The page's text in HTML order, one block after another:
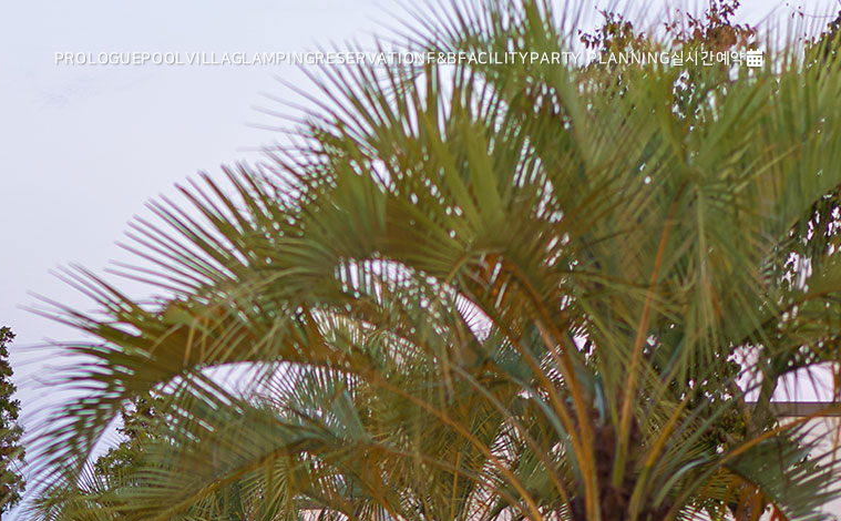
PROLOGUEPOOLVILLAGLAMPINGRESERVATIONF&BFACILITYPARTY PLANNING실시간예약